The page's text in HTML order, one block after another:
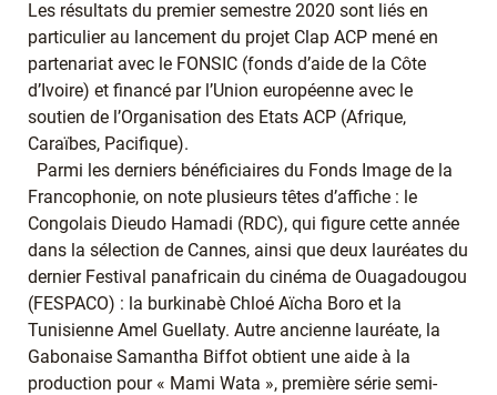
Les résultats du premier semestre 2020 sont liés en
particulier au lancement du projet Clap ACP mené en
partenariat avec le FONSIC (fonds d’aide de la Côte
d’Ivoire) et financé par l’Union européenne avec le
soutien de l’Organisation des Etats ACP (Afrique,
Caraïbes, Pacifique).
Parmi les derniers bénéficiaires du Fonds Image de la
Francophonie, on note plusieurs têtes d’affiche : le
Congolais Dieudo Hamadi (RDC), qui figure cette année
dans la sélection de Cannes, ainsi que deux lauréates du
dernier Festival panafricain du cinéma de Ouagadougou
(FESPACO) : la burkinabè Chloé Aïcha Boro et la
Tunisienne Amel Guellaty. Autre ancienne lauréate, la
Gabonaise Samantha Biffot obtient une aide à la
production pour « Mami Wata », première série semi-